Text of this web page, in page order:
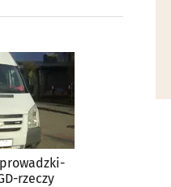
rzeczy